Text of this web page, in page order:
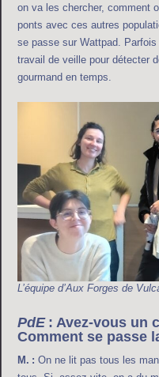
on va les chercher, comment
ponts avec ces autres
se passe sur Wattpad.
travail de veille pour détecter
gourmand en temps.
L’équipe d’Aux Forges de
PdE : Avez-vous un
Comment se passe
M. :On ne lit pas tous les